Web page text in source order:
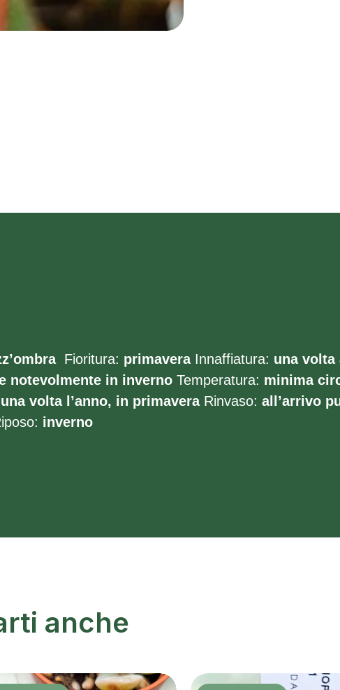
Fioritura: primaveraInnaffiatura: una volta
notevolmente in inverno Temperatura: minima
una volta l’anno, in primaveraRinvaso: all’arrivo
inverno
anche